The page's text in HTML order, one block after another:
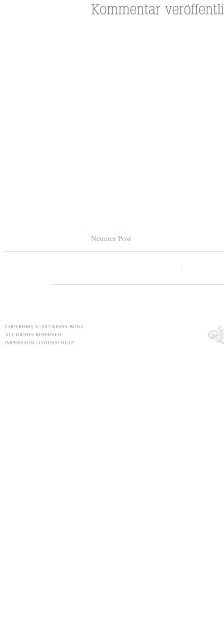
Neuerer Post
COPYRIGHT © 2012 KESSY BONA
ALL RIGHTS RESERVED
IMPRESSUM / DATENSCHUTZ